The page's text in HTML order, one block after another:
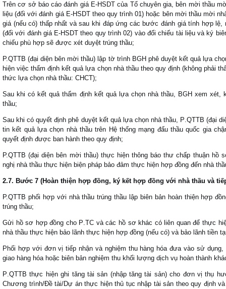
Trên cơ sở báo cáo đánh giá E-HSDT của Tổ chuyên gia, bên mời thầu
liệu (đối với đánh giá E-HSDT theo quy trình 01) hoặc bên mời thầu mời
giá (nếu có) thấp nhất và sau khi đáp ứng các bước đánh giá tính hợp
(đối với đánh giá E-HSDT theo quy trình 02) vào đối chiếu tài liệu và ký
chiếu phù hợp sẽ được xét duyệt trúng thầu;
P.QTTB (đại diện bên mời thầu) lập tờ trình BGH phê duyệt kết quả lựa
hiện việc thẩm định kết quả lựa chọn nhà thầu theo quy định (không phải
thức lựa chọn nhà thầu: CHCT);
Sau khi có kết quả thẩm định kết quả lựa chọn nhà thầu, BGH xem xét,
thầu;
Sau khi cóquyết định phê duyệt kết quả lựa chọn nhàthầu, P.QTTB(đại
tin kết quả lựa chọn nhà thầu trên Hệ thống mạng đấu thầu quốc gia
quyết định được ban hành theo quy định;
P.QTTB (đại diện bên mời thầu) thực hiện thông báo thư chấp thuận hồ
nghị nhà thầu thực hiện biện pháp bảo đảm thực hiện hợp đồng đến nhà
2.7. Bước 7 (Hoàn thiện hợp đồng, ký kết hợp đồng với nhà thầu và
P.QTTB phối hợp với nhà thầu trúng thầu lập biên bản hoàn thiện hợp đ
trúng thầu;
Gửi hồ sơ hợpđồng cho P.TC và các hồ sơ khác có liên quanđể thực
nhà thầu thực hiện bảo lãnh thực hiện hợp đồng (nếu có) và bảo lãnh tiền
Phối hợp với đơn vị tiếp nhận và nghiệm thu hàng hóađưa vào sử dụng,
giao hàng hóa hoặc biên bản nghiệm thu khối lượng dịch vụ hoàn thành khá
P.QTTB thực hiện ghi tăng tài sản (nhập tăng tài sản)cho đơn vị thụ
Chương trình/Đề tài/Dự án thực hiện thủ tục nhập tài sản theo quy định v